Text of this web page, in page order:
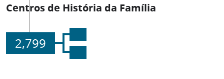
Centros de História da Família
2,799